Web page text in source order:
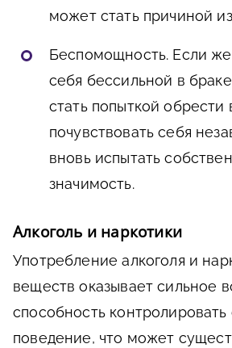
может стать причиной
Беспомощность. Если
себя бессильной в
стать попыткой обрести
почувствовать себя
вновь испытать
значимость.
Алкоголь и наркотики
Употребление алкоголя и
веществ оказывает сильное
способность контролировать
поведение, что может